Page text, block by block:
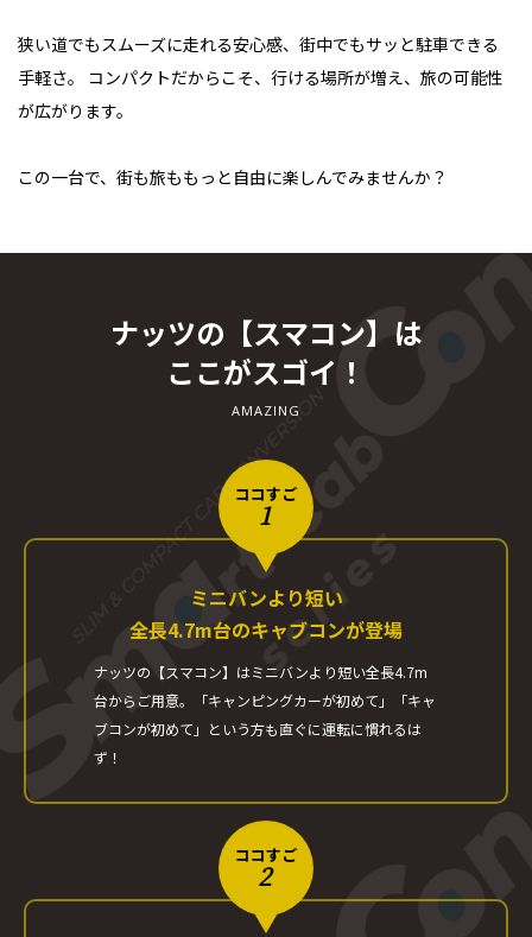
狭い道でもスムーズに走れる安心感、街中でもサッと駐車できる
手軽さ。
コンパクトだからこそ、行ける場所が増え、旅の可能性
が広がります。
この一台で、街も旅ももっと自由に楽しんでみませんか？
ナッツの【スマコン】は
ここがスゴイ！
AMAZING
ココすご
1
ミニバンより短い
全長4.7m台のキャブコンが登場
ナッツの【スマコン】はミニバンより短い全長4.7m
台からご用意。
「キャンピングカーが初めて」「キャ
ブコンが初めて」 という方も直ぐに運転に慣れるは
ず！
ココすご
2